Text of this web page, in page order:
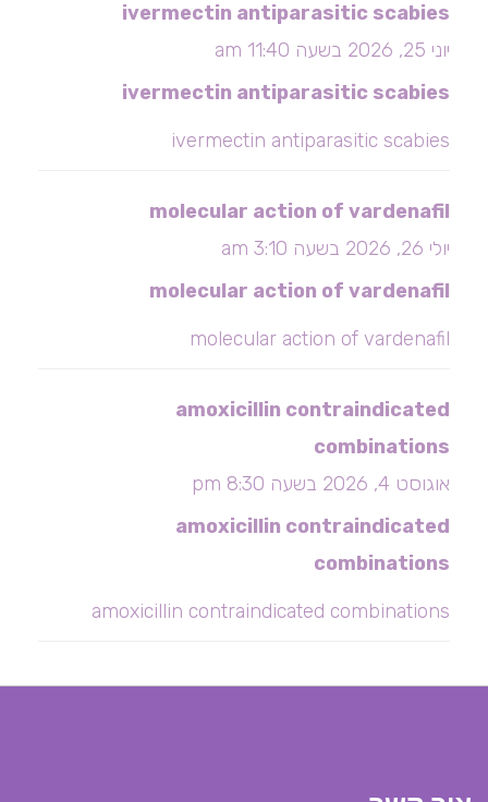
ivermectin antiparasitic scabies
יוני 25, 2026 בשעה 11:40 am
ivermectin antiparasitic scabies
ivermectin antiparasitic scabies
molecular action of vardenafil
יולי 26, 2026 בשעה 3:10 am
molecular action of vardenafil
molecular action of vardenafil
amoxicillin contraindicated
combinations
אוגוסט 4, 2026 בשעה 8:30 pm
amoxicillin contraindicated
combinations
amoxicillin contraindicated combinations